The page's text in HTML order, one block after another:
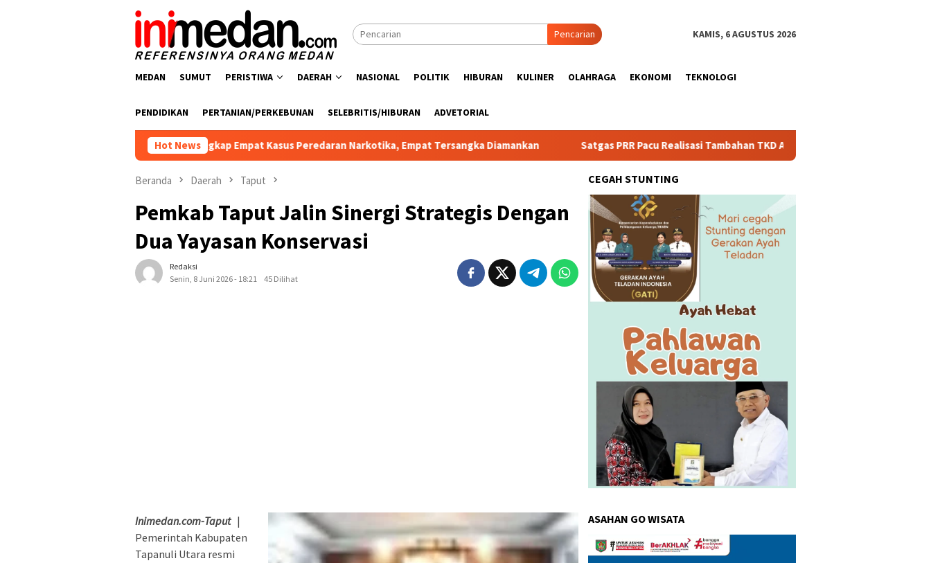
Pencarian KAMIS, 6 AGUSTUS 2026
MEDAN SUMUT PERISTIWA DAERAH NASIONAL POLITIK HIBURAN KULINER OLAHRAGA EKONOMI TEKNOLOGI
PENDIDIKAN PERTANIAN/PERKEBUNAN SELEBRITIS/HIBURAN ADVETORIAL
Hot News
Polres Batu Bara Ungkap Empat Kasus Peredaran Narkotika, Empat Tersangka Diamankan Satgas PRR Pacu Realisasi Tambahan TKD Aceh Rp1,65 Triliun, Pastikan Transparan dan
Beranda Daerah Taput
Pemkab Taput Jalin Sinergi Strategis Dengan
Dua Yayasan Konservasi
Redaksi
Senin, 8 Juni 2026 - 18:21
45 Dilihat
Inimedan.com-Taput|
Pemerintah Kabupaten
Tapanuli Utara resmi
CEGAH STUNTING
ASAHAN GO WISATA
Pemutar
Video